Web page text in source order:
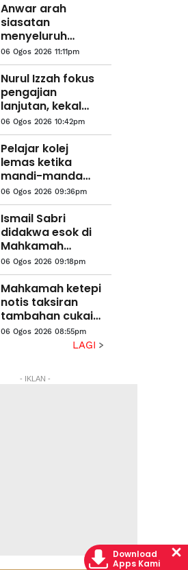
Anwar arah
siasatan
menyeluruh
kejadian anggota
polis maut di
Beaufort
06 Ogos 2026 11:11pm
Nurul Izzah fokus
pengajian
lanjutan, kekal
sebagai anggota
PKR
06 Ogos 2026 10:42pm
Pelajar kolej
lemas ketika
mandi-manda
bersama
sembilan rakan
06 Ogos 2026 09:36pm
Ismail Sabri
didakwa esok di
Mahkamah
Sesyen Kuala
Lumpur
06 Ogos 2026 09:18pm
Mahkamah ketepi
notis taksiran
tambahan cukai
RM313.8 juta
terhadap Na'imah
06 Ogos 2026 08:55pm
LAGI
- IKLAN -
Download
Apps Kami